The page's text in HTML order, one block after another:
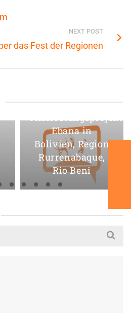
NEXT POST
das Fest der Regionen
und
Ebana in
Bolivien, Region
Rurrenabaque,
Rio Beni